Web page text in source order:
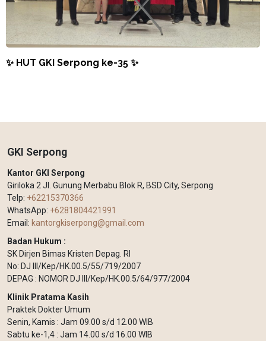
✨ HUT GKI Serpong ke-35 ✨
GKI Serpong
Kantor GKI Serpong
Giriloka 2 Jl. Gunung Merbabu Blok R, BSD City, Serpong
Telp: +62215370366
WhatsApp: +6281804421991
Email: kantorgkiserpong@gmail.com
Badan Hukum :
SK Dirjen Bimas Kristen Depag. RI
No: DJ III/Kep/HK.00.5/55/719/2007
DEPAG : NOMOR DJ III/Kep/HK.00.5/64/977/2004
Klinik Pratama Kasih
Praktek Dokter Umum
Senin, Kamis : Jam 09.00 s/d 12.00 WIB
Sabtu ke-1,4 : Jam 14.00 s/d 16.00 WIB